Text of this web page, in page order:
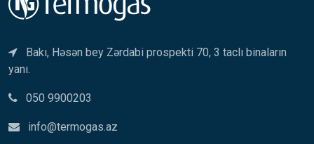
Bakı, Həsən bey Zərdabi prospekti 70, 3 taclı binaların
yanı.
050 9900203
info@termogas.az